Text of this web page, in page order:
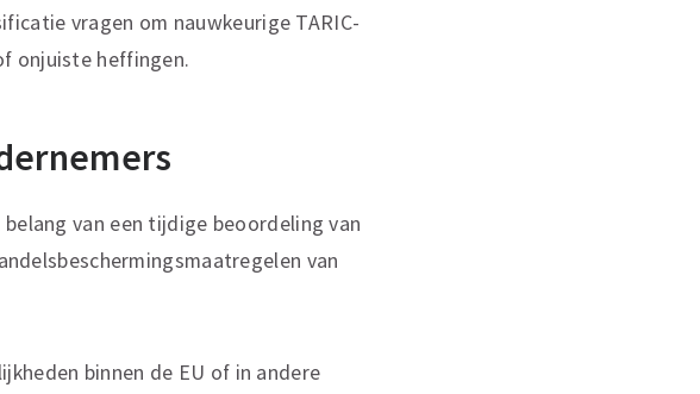
vragen om nauwkeurige TARIC-
onjuiste heffingen.
van een tijdige beoordeling van
van
binnen de EU of in andere